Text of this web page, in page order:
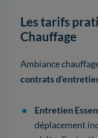
Les tarifs
Chauffage
Ambiance
contrats
Entretien
déplacement